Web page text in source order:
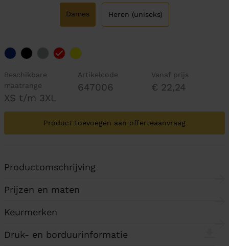
Dames Heren (uniseks)
Beschikbare
maatrange
XS t/m 3XL
Artikelcode
647006
Vanaf prijs
€ 22,24
Product toevoegen aan offerteaanvraag
Productomschrijving
Prijzen en maten
Keurmerken
Druk- en borduurinformatie